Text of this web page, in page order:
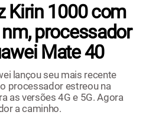
Kirin 1000 com
processador
Mate 40
lançou seu mais recente
processador estreou na
as versões 4G e 5G. Agora
a caminho.